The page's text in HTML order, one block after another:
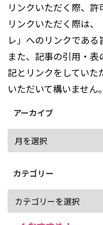
リンクいただく際、許
リンクいただく際は
レ」へのリンクである
また、記事の引用・
記とリンクをしていた
いただいて構いません。
アーカイブ
カテゴリー